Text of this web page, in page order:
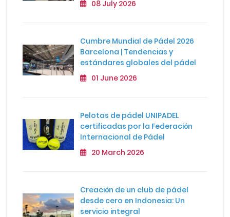
08 July 2026
Cumbre Mundial de Pádel 2026
Barcelona | Tendencias y
estándares globales del pádel
01 June 2026
Pelotas de pádel UNIPADEL
certificadas por la Federación
Internacional de Pádel
20 March 2026
Creación de un club de pádel
desde cero en Indonesia: Un
servicio integral